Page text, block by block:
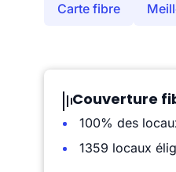
Carte fibre
Couverture
100% des
1359 locaux